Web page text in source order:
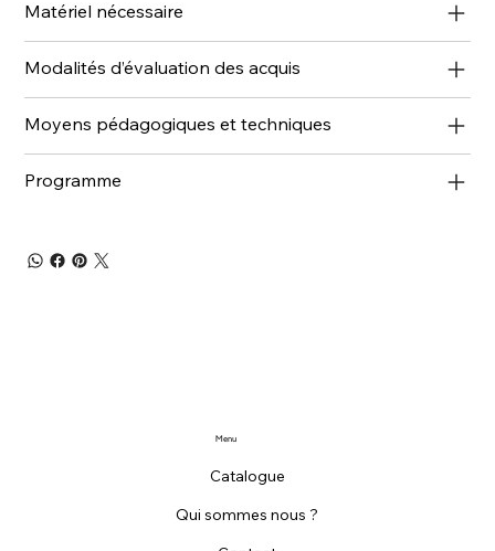
Matériel nécessaire
Modalités d’évaluation des acquis
Moyens pédagogiques et techniques
Programme
Catalogue
Qui sommes nous ?
Menu